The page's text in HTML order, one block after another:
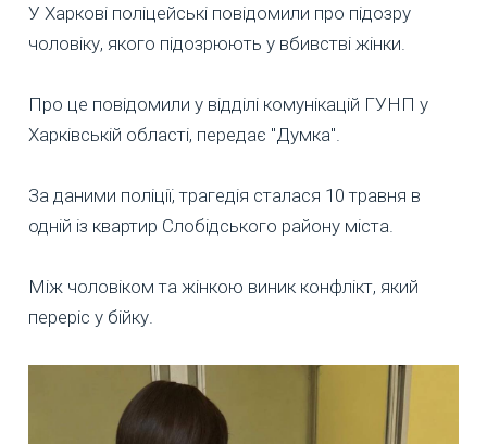
У Харкові поліцейські повідомили про підозру
чоловіку, якого підозрюють у вбивстві жінки.
Про це повідомили у відділі комунікацій ГУНП у
Харківській області, передає "Думка".
За даними поліції, трагедія сталася 10 травня в
одній із квартир Слобідського району міста.
Між чоловіком та жінкою виник конфлікт, який
переріс у бійку.